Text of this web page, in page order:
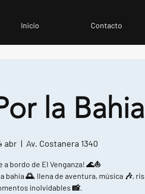
Inicio Contacto
la Bahia
abr
  |
Av. Costanera 1340
a bordo de El Venganza! 🌊⛵
bahía 🌅, llena de aventura, música 🎶,
inolvidables 📸.